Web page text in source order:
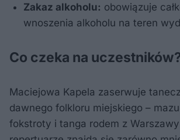
Zakaz alkoholu: obowiązuje
wnoszenia alkoholu na teren
Co czeka na
Maciejowa Kapela zaserwuje
dawnego folkloru miejskiego –
fokstroty i tanga rodem z